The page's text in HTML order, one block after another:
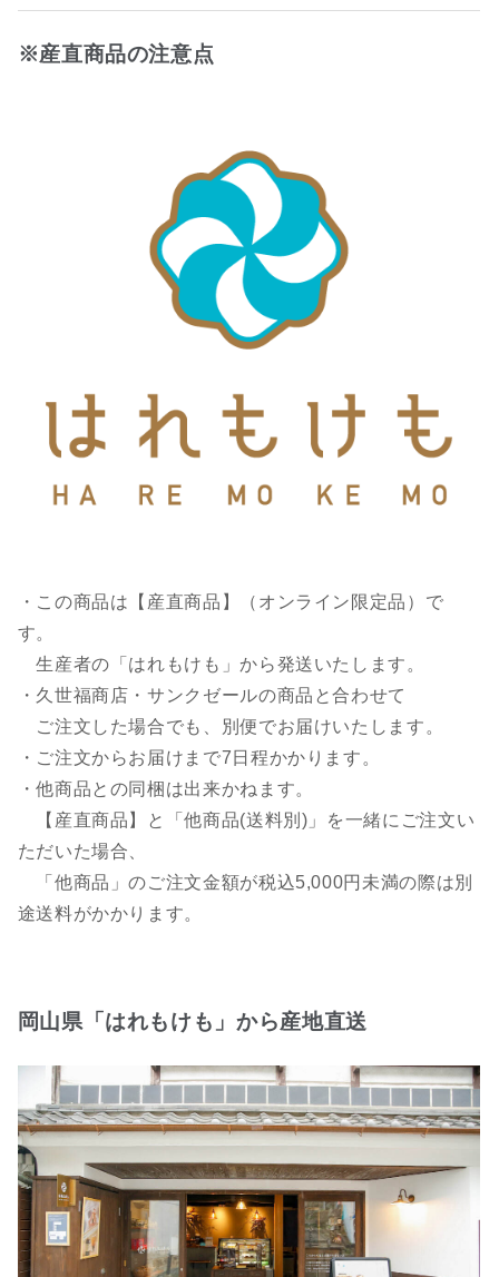
※産直商品の注意点
・この商品は【産直商品】（オンライン限定品）で
す。
生産者の「はれもけも」から発送いたします。
・久世福商店・サンクゼールの商品と合わせて
ご注文した場合でも、別便でお届けいたします。
・ご注文からお届けまで7日程かかります。
・他商品との同梱は出来かねます。
【産直商品】と「他商品(送料別)」を一緒にご注文い
ただいた場合、
「他商品」のご注文金額が税込5,000円未満の際は別
途送料がかかります。
岡山県「はれもけも」から産地直送